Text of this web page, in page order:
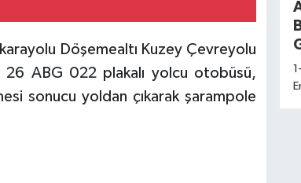
Döşemealtı Kuzey Çevreyolu
ABG 022 plakalı yolcu otobüsü,
sonucu yoldan çıkarak şarampole